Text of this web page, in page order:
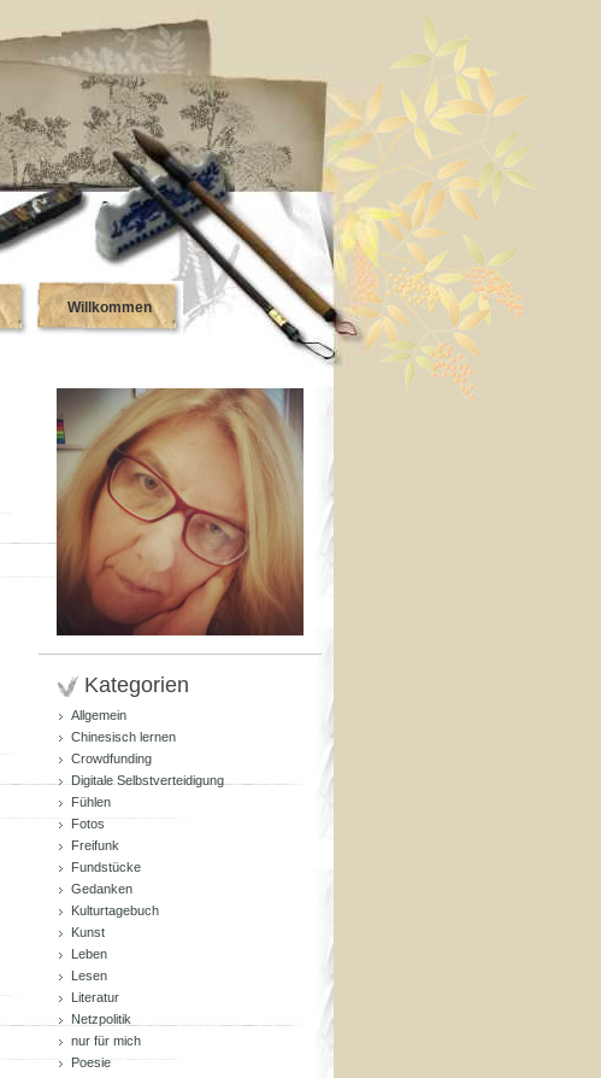
Willkommen
Kategorien
Allgemein
Chinesisch lernen
Crowdfunding
Digitale Selbstverteidigung
Fühlen
Fotos
Freifunk
Fundstücke
Gedanken
Kulturtagebuch
Kunst
Leben
Lesen
Literatur
Netzpolitik
nur für mich
Poesie